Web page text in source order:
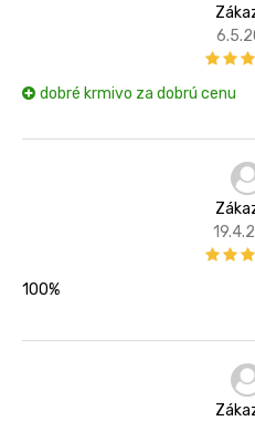
dobré krmivo za dobrú cenu
100%